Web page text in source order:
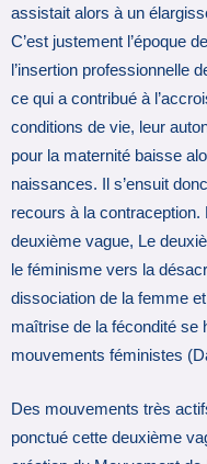
assistait alors à un
C’est justement l’époque
l’insertion professionnelle
ce qui a contribué à
conditions de vie, leur
pour la maternité baisse
naissances. Il s’ensuit
recours à la contraception.
deuxième vague, Le
le féminisme vers la
dissociation de la femme
maîtrise de la fécondité se
mouvements féministes
Des mouvements très
ponctué cette deuxième